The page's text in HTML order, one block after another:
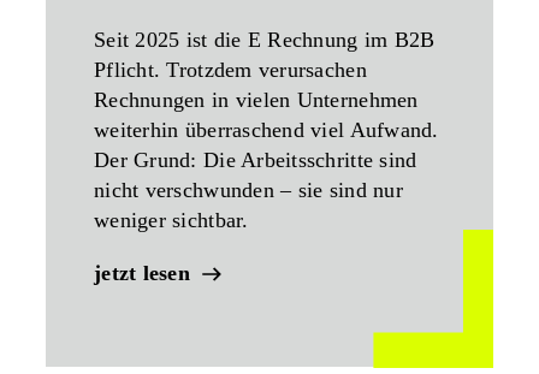
Seit 2025 ist die E Rechnung im B2B
Pflicht. Trotzdem verursachen
Rechnungen in vielen Unternehmen
weiterhin überraschend viel Aufwand.
Der Grund: Die Arbeitsschritte sind
nicht verschwunden – sie sind nur
weniger sichtbar.
jetzt lesen